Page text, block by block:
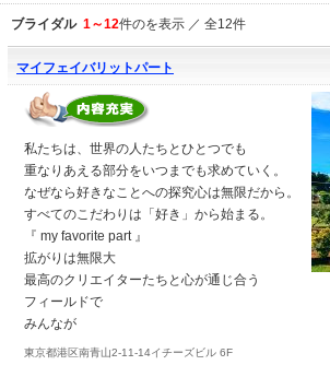
ブライダル 1～12件のを表示 ／ 全12件
マイフェイバリットパート
私たちは、世界の人たちとひとつでも
重なりあえる部分をいつまでも求めていく。
なぜなら好きなことへの探究心は無限だから。
すべてのこだわりは「好き」から始まる。
『 my favorite part 』
拡がりは無限大
最高のクリエイターたちと心が通じ合う
フィールドで
みんなが
東京都港区南青山2-11-14イチーズビル 6F